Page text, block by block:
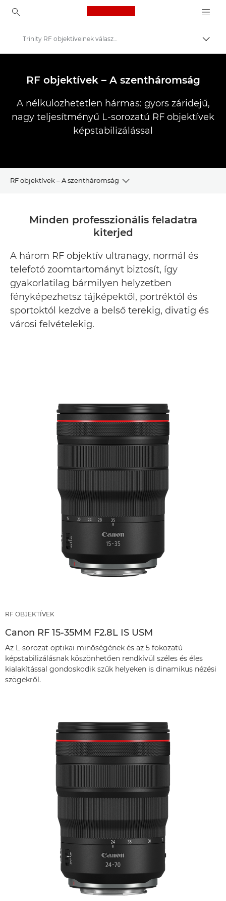
Canon Logo, back to
Canon Kamera Objektívek
Trinity RF objektíveinek választéka
RF objektívek – A szentháromság
A nélkülözhetetlen hármas: gyors záridejű,
nagy teljesítményű L-sorozatú RF objektívek
képstabilizálással
RF objektívek – A szentháromság
Támogatás
Minden professzionális feladatra
kiterjed
A három RF objektív ultranagy, normál és
telefotó zoomtartományt biztosít, így
gyakorlatilag bármilyen helyzetben
fényképezhetsz tájképektől, portréktól és
sportoktól kezdve a belső terekig, divatig és
városi felvételekig.
RF OBJEKTÍVEK
Canon RF 15-35MM F2.8L IS USM
Az L-sorozat optikai minőségének és az 5 fokozatú
képstabilizálásnak köszönhetően rendkívül széles és éles
kialakítással gondoskodik szűk helyeken is dinamikus nézési
szögekről.